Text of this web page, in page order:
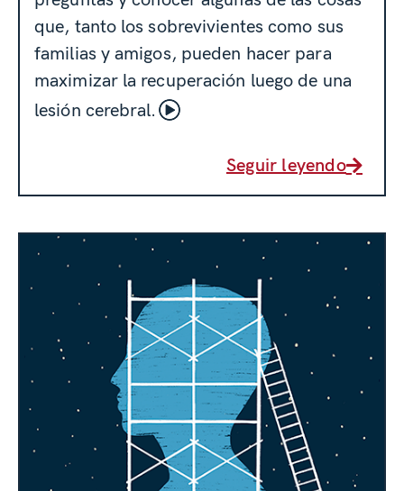
que, tanto los sobrevivientes como sus
familias y amigos, pueden hacer para
maximizar la recuperación luego de una
lesión cerebral.
Seguir leyendo